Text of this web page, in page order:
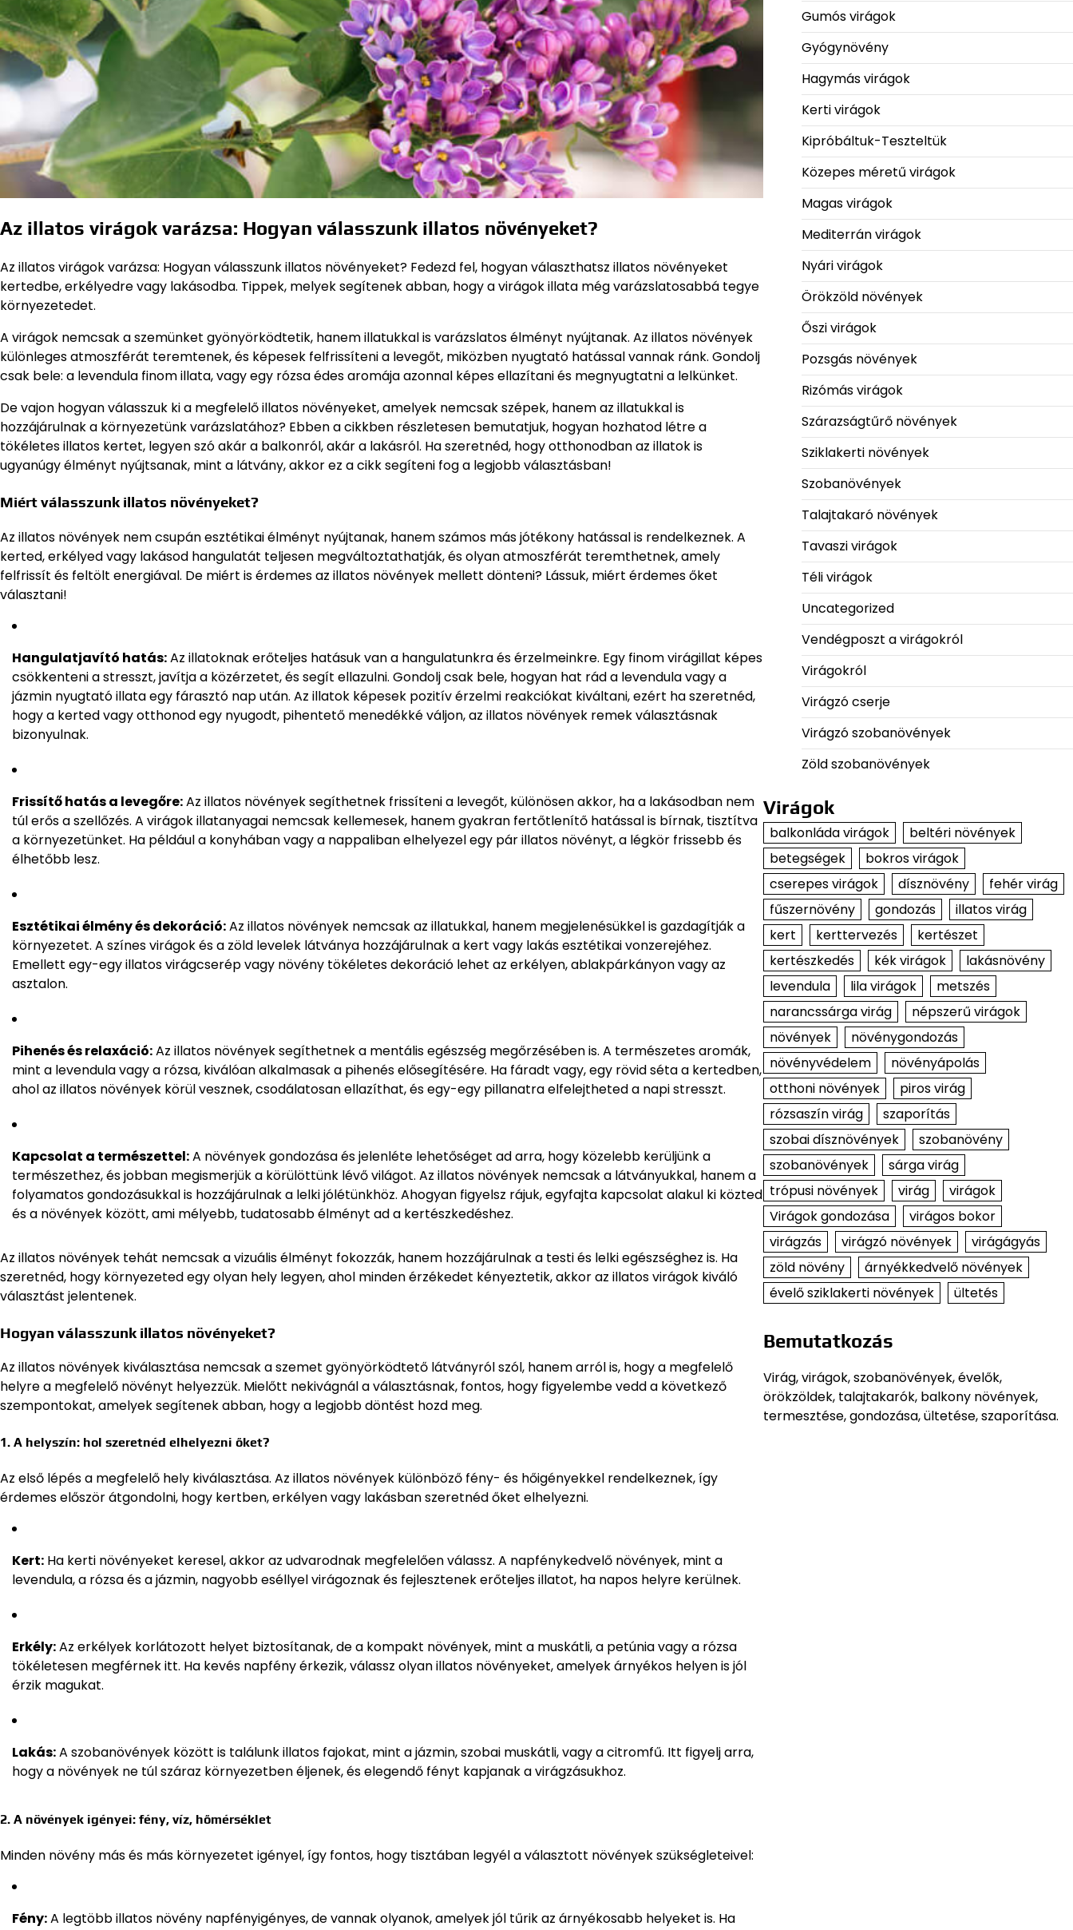
Az illatos virágok varázsa: Hogyan válasszunk illatos növényeket?
Az illatos virágok varázsa: Hogyan válasszunk illatos növényeket? Fedezd fel, hogyan választhatsz illatos növényeket
kertedbe, erkélyedre vagy lakásodba. Tippek, melyek segítenek abban, hogy a virágok illata még varázslatosabbá tegye
környezetedet.
A virágok nemcsak a szemünket gyönyörködtetik, hanem illatukkal is varázslatos élményt nyújtanak. Az illatos növények
különleges atmoszférát teremtenek, és képesek felfrissíteni a levegőt, miközben nyugtató hatással vannak ránk. Gondolj
csak bele: a levendula finom illata, vagy egy rózsa édes aromája azonnal képes ellazítani és megnyugtatni a lelkünket.
De vajon hogyan válasszuk ki a megfelelő illatos növényeket, amelyek nemcsak szépek, hanem az illatukkal is
hozzájárulnak a környezetünk varázslatához? Ebben a cikkben részletesen bemutatjuk, hogyan hozhatod létre a
tökéletes illatos kertet, legyen szó akár a balkonról, akár a lakásról. Ha szeretnéd, hogy otthonodban az illatok is
ugyanúgy élményt nyújtsanak, mint a látvány, akkor ez a cikk segíteni fog a legjobb választásban!
Miért válasszunk illatos növényeket?
Az illatos növények nem csupán esztétikai élményt nyújtanak, hanem számos más jótékony hatással is rendelkeznek. A
kerted, erkélyed vagy lakásod hangulatát teljesen megváltoztathatják, és olyan atmoszférát teremthetnek, amely
felfrissít és feltölt energiával. De miért is érdemes az illatos növények mellett dönteni? Lássuk, miért érdemes őket
választani!
Hangulatjavító hatás:Az illatoknak erőteljes hatásuk van a hangulatunkra és érzelmeinkre. Egy finom virágillat képes
csökkenteni a stresszt, javítja a közérzetet, és segít ellazulni. Gondolj csak bele, hogyan hat rád a levendula vagy a
jázmin nyugtató illata egy fárasztó nap után. Az illatok képesek pozitív érzelmi reakciókat kiváltani, ezért ha szeretnéd,
hogy a kerted vagy otthonod egy nyugodt, pihentető menedékké váljon, az illatos növények remek választásnak
bizonyulnak.
Frissítő hatás a levegőre:Az illatos növények segíthetnek frissíteni a levegőt, különösen akkor, ha a lakásodban nem
túl erős a szellőzés. A virágok illatanyagai nemcsak kellemesek, hanem gyakran fertőtlenítő hatással is bírnak, tisztítva
a környezetünket. Ha például a konyhában vagy a nappaliban elhelyezel egy pár illatos növényt, a légkör frissebb és
élhetőbb lesz.
Esztétikai élmény és dekoráció:Az illatos növények nemcsak az illatukkal, hanem megjelenésükkel is gazdagítják a
környezetet. A színes virágok és a zöld levelek látványa hozzájárulnak a kert vagy lakás esztétikai vonzerejéhez.
Emellett egy-egy illatos virágcserép vagy növény tökéletes dekoráció lehet az erkélyen, ablakpárkányon vagy az
asztalon.
Pihenés és relaxáció:Az illatos növények segíthetnek a mentális egészség megőrzésében is. A természetes aromák,
mint a levendula vagy a rózsa, kiválóan alkalmasak a pihenés elősegítésére. Ha fáradt vagy, egy rövid séta a kertedben,
ahol az illatos növények körül vesznek, csodálatosan ellazíthat, és egy-egy pillanatra elfelejtheted a napi stresszt.
Kapcsolat a természettel:A növények gondozása és jelenléte lehetőséget ad arra, hogy közelebb kerüljünk a
természethez, és jobban megismerjük a körülöttünk lévő világot. Az illatos növények nemcsak a látványukkal, hanem a
folyamatos gondozásukkal is hozzájárulnak a lelki jólétünkhöz. Ahogyan figyelsz rájuk, egyfajta kapcsolat alakul ki közted
és a növények között, ami mélyebb, tudatosabb élményt ad a kertészkedéshez.
Az illatos növények tehát nemcsak a vizuális élményt fokozzák, hanem hozzájárulnak a testi és lelki egészséghez is. Ha
szeretnéd, hogy környezeted egy olyan hely legyen, ahol minden érzékedet kényeztetik, akkor az illatos virágok kiváló
választást jelentenek.
Hogyan válasszunk illatos növényeket?
Az illatos növények kiválasztása nemcsak a szemet gyönyörködtető látványról szól, hanem arról is, hogy a megfelelő
helyre a megfelelő növényt helyezzük. Mielőtt nekivágnál a választásnak, fontos, hogy figyelembe vedd a következő
szempontokat, amelyek segítenek abban, hogy a legjobb döntést hozd meg.
1. A helyszín: hol szeretnéd elhelyezni őket?
Az első lépés a megfelelő hely kiválasztása. Az illatos növények különböző fény- és hőigényekkel rendelkeznek, így
érdemes először átgondolni, hogy kertben, erkélyen vagy lakásban szeretnéd őket elhelyezni.
Kert: Ha kerti növényeket keresel, akkor az udvarodnak megfelelően válassz. A napfénykedvelő növények, mint a
levendula, a rózsa és a jázmin, nagyobb eséllyel virágoznak és fejlesztenek erőteljes illatot, ha napos helyre kerülnek.
Erkély:Az erkélyek korlátozott helyet biztosítanak, de a kompakt növények, mint a muskátli, a petúnia vagy a rózsa
tökéletesen megférnek itt. Ha kevés napfény érkezik, válassz olyan illatos növényeket, amelyek árnyékos helyen is jól
érzik magukat.
Lakás:A szobanövények között is találunk illatos fajokat, mint a jázmin, szobai muskátli, vagy a citromfű. Itt figyelj arra,
hogy a növények ne túl száraz környezetben éljenek, és elegendő fényt kapjanak a virágzásukhoz.
2. A növények igényei: fény, víz, hőmérséklet
Minden növény más és más környezetet igényel, így fontos, hogy tisztában legyél a választott növények szükségleteivel:
Fény:A legtöbb illatos növény napfényigényes, de vannak olyanok, amelyek jól tűrik az árnyékosabb helyeket is. Ha
Gumós virágok
Gyógynövény
Hagymás virágok
Kerti virágok
Kipróbáltuk-Teszteltük
Közepes méretű virágok
Magas virágok
Mediterrán virágok
Nyári virágok
Örökzöld növények
Őszi virágok
Pozsgás növények
Rizómás virágok
Szárazságtűrő növények
Sziklakerti növények
Szobanövények
Talajtakaró növények
Tavaszi virágok
Téli virágok
Uncategorized
Vendégposzt a virágokról
Virágokról
Virágzó cserje
Virágzó szobanövények
Zöld szobanövények
Virágok
balkonláda virágok
beltéri növények
betegségek
bokros virágok
cserepes virágok
dísznövény
fehér virág
fűszernövény
gondozás
illatos virág
kert
kerttervezés
kertészet
kertészkedés
kék virágok
lakásnövény
levendula
lila virágok
metszés
narancssárga virág
népszerű virágok
növények
növénygondozás
növényvédelem
növényápolás
otthoni növények
piros virág
rózsaszín virág
szaporítás
szobai dísznövények
szobanövény
szobanövények
sárga virág
trópusi növények
virág
virágok
Virágok gondozása
virágos bokor
virágzás
virágzó növények
virágágyás
zöld növény
árnyékkedvelő növények
évelő sziklakerti növények
ültetés
Bemutatkozás
Virág, virágok, szobanövények, évelők,
örökzöldek, talajtakarók, balkony növények,
termesztése, gondozása, ültetése, szaporítása.